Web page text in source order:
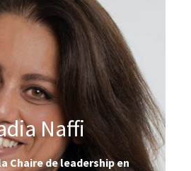
Naffi
Chaire de leadership en